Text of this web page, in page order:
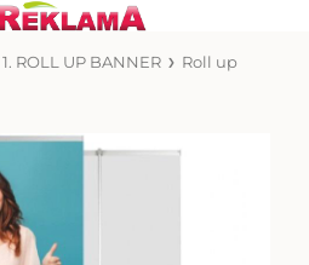
1. ROLL UP BANNER
Roll up